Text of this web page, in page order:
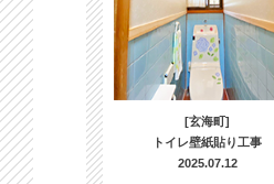
[玄海町]
トイレ壁紙貼り工事
2025.07.12